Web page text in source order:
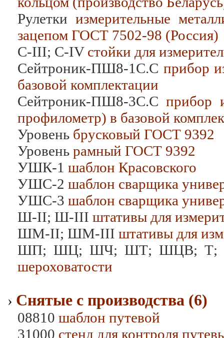
Рулетки измерительные
зацепом ГОСТ 7502-98 (Россия)
С-III; С-IVстойки для
Сейтроник-ПШ8-1С.С прибор
базовой комплектации
Сейтроник-ПШ8-3С.С прибор
профилометр) в базовой
Уровень брусковый ГОСТ 9392
Уровень рамный ГОСТ 9392
УШК-1 шаблон Красовского
УШС-2 шаблон сварщика
УШС-3 шаблон сварщика
Ш-II; Ш-III штативы для
ШМ-II; ШМ-III штативы для
ШП; ШЦ; ШЧ; ШТ; ШЦВ; Т;
шероховатости
› Снятые с производства (6)
08810 шаблон путевой
31000 стенд для контроля